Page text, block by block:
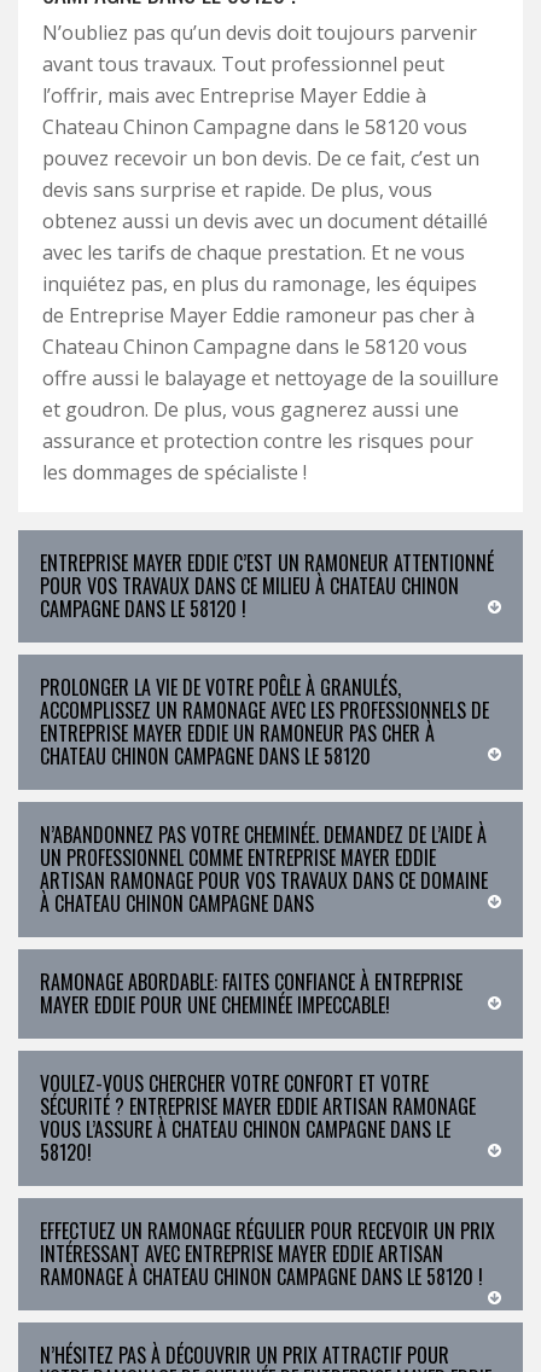
N’oubliez pas qu’un devis doit toujours parvenir
avant tous travaux. Tout professionnel peut
l’offrir, mais avec Entreprise Mayer Eddie à
Chateau Chinon Campagne dans le 58120 vous
pouvez recevoir un bon devis. De ce fait, c’est un
devis sans surprise et rapide. De plus, vous
obtenez aussi un devis avec un document détaillé
avec les tarifs de chaque prestation. Et ne vous
inquiétez pas, en plus du ramonage, les équipes
de Entreprise Mayer Eddie ramoneur pas cher à
Chateau Chinon Campagne dans le 58120 vous
offre aussi le balayage et nettoyage de la souillure
et goudron. De plus, vous gagnerez aussi une
assurance et protection contre les risques pour
les dommages de spécialiste !
ENTREPRISE MAYER EDDIE C’EST UN RAMONEUR ATTENTIONNÉ
POUR VOS TRAVAUX DANS CE MILIEU À CHATEAU CHINON
CAMPAGNE DANS LE 58120 !
PROLONGER LA VIE DE VOTRE POÊLE À GRANULÉS,
ACCOMPLISSEZ UN RAMONAGE AVEC LES PROFESSIONNELS DE
ENTREPRISE MAYER EDDIE UN RAMONEUR PAS CHER À
CHATEAU CHINON CAMPAGNE DANS LE 58120
N’ABANDONNEZ PAS VOTRE CHEMINÉE. DEMANDEZ DE L’AIDE À
UN PROFESSIONNEL COMME ENTREPRISE MAYER EDDIE
ARTISAN RAMONAGE POUR VOS TRAVAUX DANS CE DOMAINE
À CHATEAU CHINON CAMPAGNE DANS
RAMONAGE ABORDABLE: FAITES CONFIANCE À ENTREPRISE
MAYER EDDIE POUR UNE CHEMINÉE IMPECCABLE!
VOULEZ-VOUS CHERCHER VOTRE CONFORT ET VOTRE
SÉCURITÉ ? ENTREPRISE MAYER EDDIE ARTISAN RAMONAGE
VOUS L’ASSURE À CHATEAU CHINON CAMPAGNE DANS LE
58120!
EFFECTUEZ UN RAMONAGE RÉGULIER POUR RECEVOIR UN PRIX
INTÉRESSANT AVEC ENTREPRISE MAYER EDDIE ARTISAN
RAMONAGE À CHATEAU CHINON CAMPAGNE DANS LE 58120 !
N’HÉSITEZ PAS À DÉCOUVRIR UN PRIX ATTRACTIF POUR